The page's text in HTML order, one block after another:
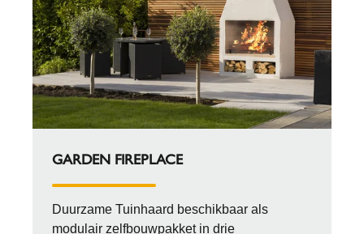
GARDEN FIREPLACE
Duurzame Tuinhaard beschikbaar als
modulair zelfbouwpakket in drie